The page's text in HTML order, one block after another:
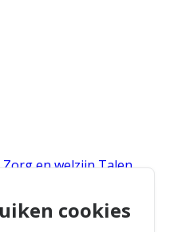
Zorg en welzijnTalen
cookies